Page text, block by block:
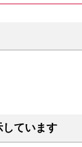
ています